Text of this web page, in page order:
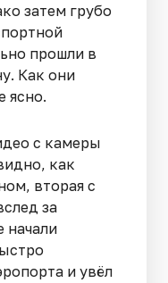
затем грубо
прошли в
Как они
ясно.
с камеры
как
вторая с
за
начали
и увёл